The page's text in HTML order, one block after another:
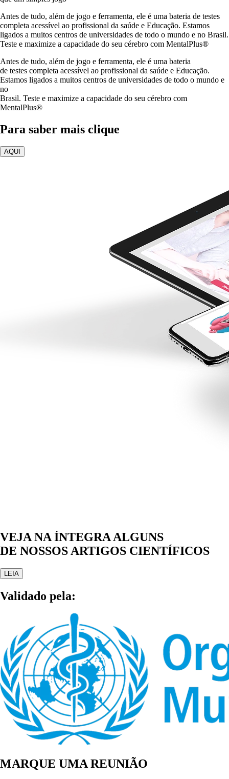
Antes de tudo, além de jogo e ferramenta, ele é uma bateria de testes
completa acessível ao profissional da saúde e Educação. Estamos
ligados a muitos centros de universidades de todo o mundo e no Brasil.
Teste e maximize a capacidade do seu cérebro com MentalPlus®
Antes de tudo, além de jogo e ferramenta, ele é uma bateria
de testes completa acessível ao profissional da saúde e Educação.
Estamos ligados a muitos centros de universidades de todo o mundo e
no
Brasil. Teste e maximize a capacidade do seu cérebro com
MentalPlus®
Para saber mais clique
AQUI
VEJA NA ÍNTEGRA ALGUNS
DE NOSSOS ARTIGOS CIENTÍFICOS
LEIA
Validado pela:
MARQUE UMA REUNIÃO